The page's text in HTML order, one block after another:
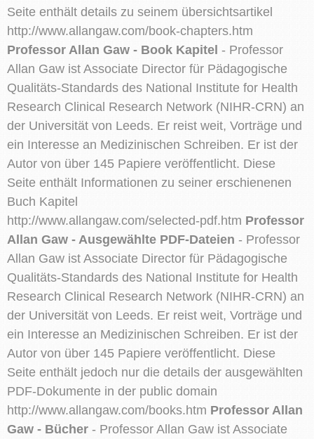
Seite enthält details zu seinem übersichtsartikel
http://www.allangaw.com/book-chapters.htm
Professor Allan Gaw - Book Kapitel - Professor
Allan Gaw ist Associate Director für Pädagogische
Qualitäts-Standards des National Institute for Health
Research Clinical Research Network (NIHR-CRN) an
der Universität von Leeds. Er reist weit, Vorträge und
ein Interesse an Medizinischen Schreiben. Er ist der
Autor von über 145 Papiere veröffentlicht. Diese
Seite enthält Informationen zu seiner erschienenen
Buch Kapitel
http://www.allangaw.com/selected-pdf.htm Professor
Allan Gaw - Ausgewählte PDF-Dateien - Professor
Allan Gaw ist Associate Director für Pädagogische
Qualitäts-Standards des National Institute for Health
Research Clinical Research Network (NIHR-CRN) an
der Universität von Leeds. Er reist weit, Vorträge und
ein Interesse an Medizinischen Schreiben. Er ist der
Autor von über 145 Papiere veröffentlicht. Diese
Seite enthält jedoch nur die details der ausgewählten
PDF-Dokumente in der public domain
http://www.allangaw.com/books.htm Professor Allan
Gaw - Bücher - Professor Allan Gaw ist Associate